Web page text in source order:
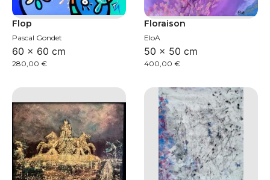
Flop
Pascal Gondet
60 × 60 cm
280,00 €
Floraison
EloA
50 × 50 cm
400,00 €